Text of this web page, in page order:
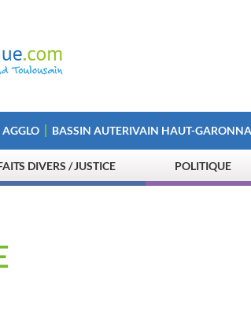
BASSIN AUTERIVAIN HAUT-
DIVERS / JUSTICE POLITIQUE